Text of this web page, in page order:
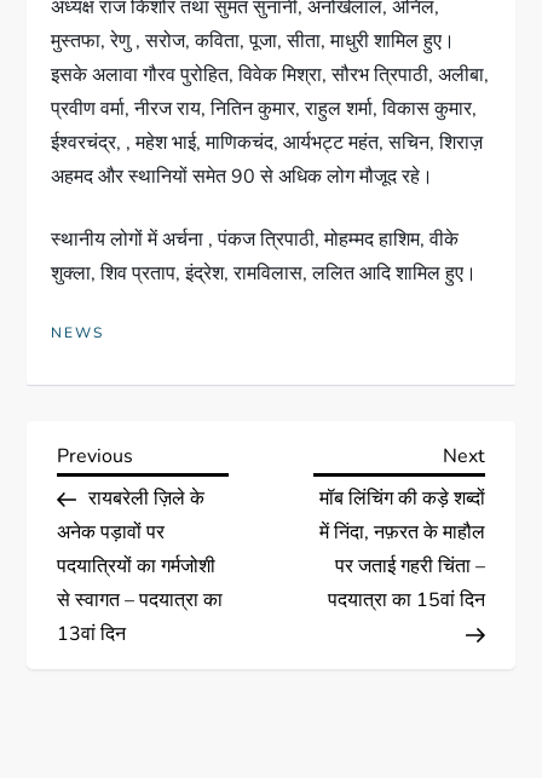
अध्यक्ष राज किशोर तथा सुमंत सुनानी, अनोखेलाल, अनिल,
मुस्तफा, रेणु , सरोज, कविता, पूजा, सीता, माधुरी शामिल हुए।
इसके अलावा गौरव पुरोहित, विवेक मिश्रा, सौरभ त्रिपाठी, अलीबा,
प्रवीण वर्मा, नीरज राय, नितिन कुमार, राहुल शर्मा, विकास कुमार,
ईश्वरचंद्र, , महेश भाई, माणिकचंद, आर्यभट्ट महंत, सचिन, शिराज़
अहमद और स्थानियों समेत 90 से अधिक लोग मौजूद रहे।
स्थानीय लोगों में अर्चना , पंकज त्रिपाठी, मोहम्मद हाशिम, वीके
शुक्ला, शिव प्रताप, इंद्रेश, रामविलास, ललित आदि शामिल हुए।
NEWS
Previous
रायबरेली ज़िले के
अनेक पड़ावों पर
पदयात्रियों का गर्मजोशी
से स्वागत – पदयात्रा का
13वां दिन
Next
मॉब लिंचिंग की कड़े शब्दों
में निंदा, नफ़रत के माहौल
पर जताई गहरी चिंता –
पदयात्रा का 15वां दिन